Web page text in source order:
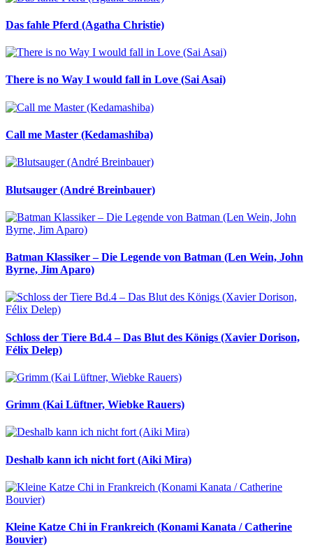
Das fahle Pferd (Agatha Christie)
There is no Way I would fall in Love (Sai Asai)
Call me Master (Kedamashiba)
Blutsauger (André Breinbauer)
Batman Klassiker – Die Legende von Batman (Len Wein, John
Byrne, Jim Aparo)
Schloss der Tiere Bd.4 – Das Blut des Königs (Xavier Dorison,
Félix Delep)
Grimm (Kai Lüftner, Wiebke Rauers)
Deshalb kann ich nicht fort (Aiki Mira)
Kleine Katze Chi in Frankreich (Konami Kanata / Catherine
Bouvier)